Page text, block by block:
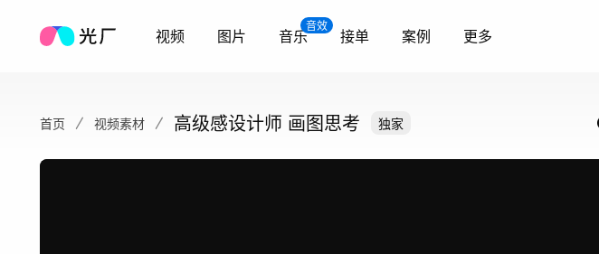
视频 图片
音效
音乐 接单 案例 更多
首页 视频素材 高级感设计师 画图思考 独家